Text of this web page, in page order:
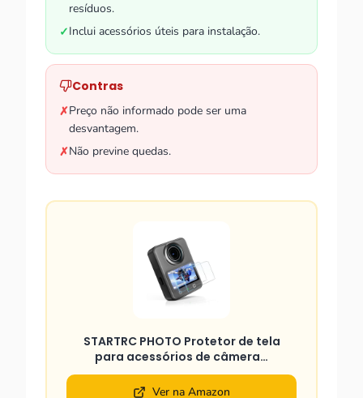
resíduos.
✓Inclui acessórios úteis para instalação.
Contras
✗Preço não informado pode ser uma
desvantagem.
✗Não previne quedas.
STARTRC PHOTO Protetor de tela
para acessórios de câmera…
Ver na Amazon